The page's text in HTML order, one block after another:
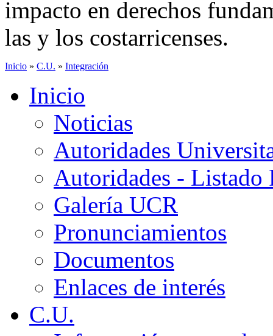
impacto en derechos
las y los costarricenses.
Inicio » C.U. » Integración
Inicio
Noticias
Autoridades
Autoridades - Listado
Galería UCR
Pronunciamientos
Documentos
Enlaces de interés
C.U.